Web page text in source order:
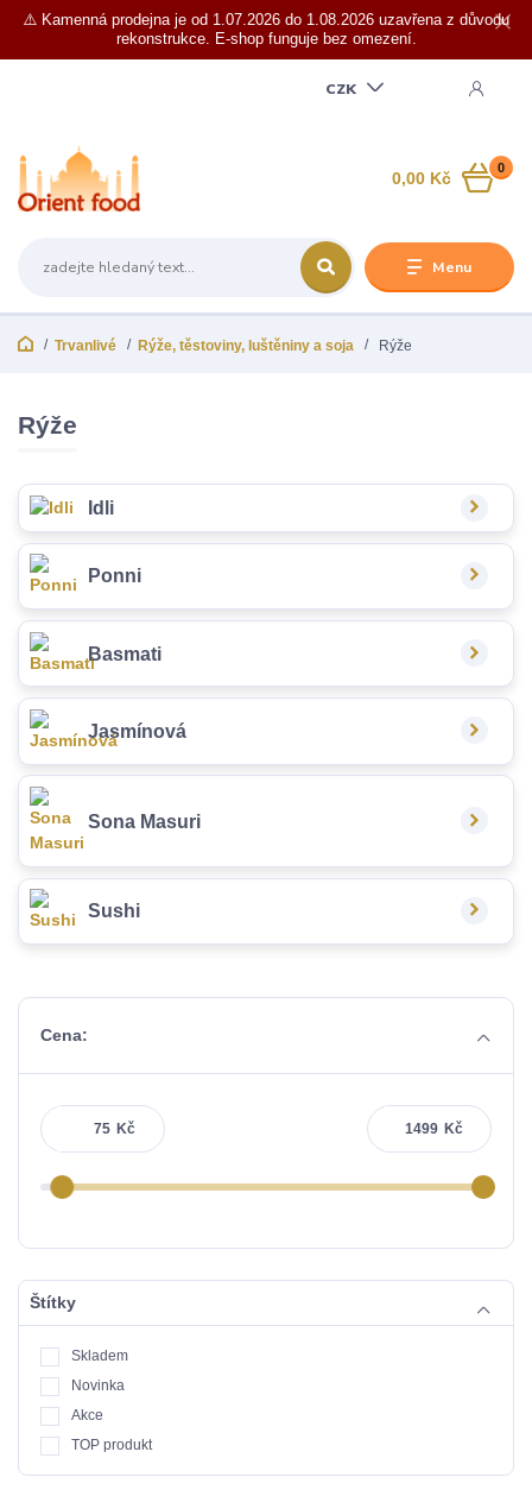
⚠️ Kamenná prodejna je od 1.07.2026 do 1.08.2026 uzavřena z důvodu
rekonstrukce. E-shop funguje bez omezení.
Menu
CZK
0
0,00 Kč
Trvanlivé Rýže, těstoviny, luštěniny a soja Rýže
Rýže
Idli
Ponni
Basmati
Jasmínová
Sona Masuri
Sushi
Cena:
Kč Kč
Štítky
Skladem
Novinka
Akce
TOP produkt